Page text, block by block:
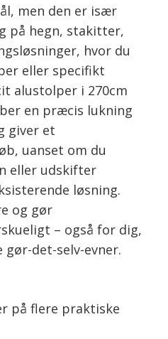
men den er især
på hegn, stakitter,
hvor du
eller specifikt
alustolper i 270cm
en præcis lukning
giver et
uanset om du
eller udskifter
løsning.
og gør
– også for dig,
det-selv-evner.
på flere praktiske